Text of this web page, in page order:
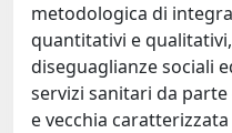
metodologica di
quantitativi e
diseguaglianze sociali
servizi sanitari da
e vecchia